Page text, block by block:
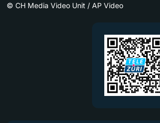
© CH Media Video Unit / AP Video